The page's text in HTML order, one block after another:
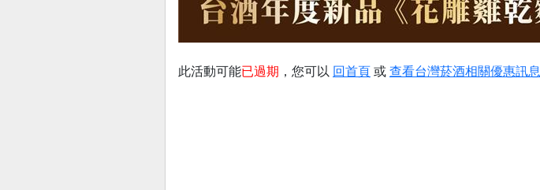
此活動可能已過期 ，您可以 回首頁 或 查看台灣菸酒相關優惠訊息